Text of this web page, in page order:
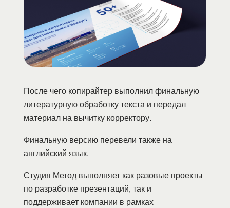
После чего копирайтер выполнил финальную
литературную обработку текста и передал
материал на вычитку корректору.
Финальную версию перевели также на
английский язык.
Студия Метод выполняет как разовые проекты
по разработке презентаций, так и
поддерживает компании в рамках